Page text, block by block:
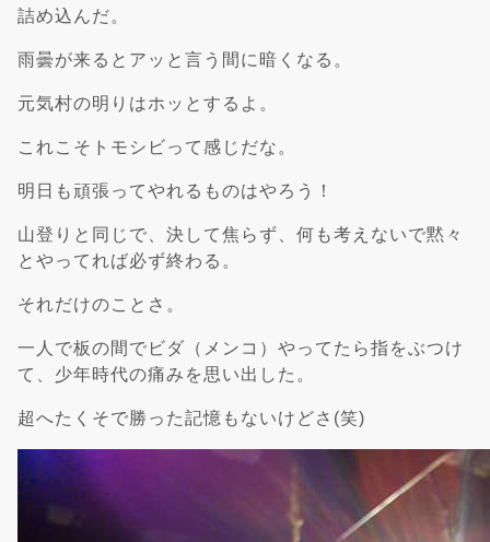
詰め込んだ。
雨曇が来るとアッと言う間に暗くなる。
元気村の明りはホッとするよ。
これこそトモシビって感じだな。
明日も頑張ってやれるものはやろう！
山登りと同じで、決して焦らず、何も考えないで黙々
とやってれば必ず終わる。
それだけのことさ。
一人で板の間でビダ（メンコ）やってたら指をぶつけ
て、少年時代の痛みを思い出した。
超へたくそで勝った記憶もないけどさ(笑)